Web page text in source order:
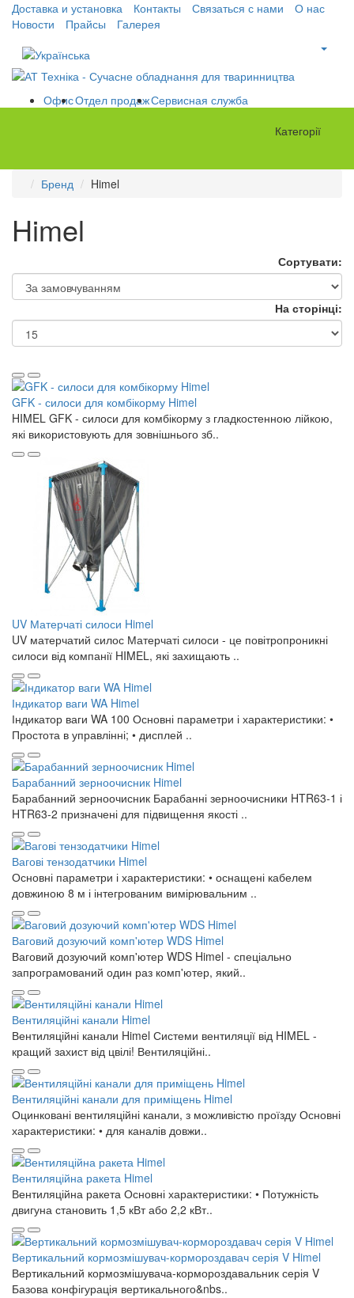
Доставка и установка Контакты Связаться с нами
О нас
Новости
Прайсы Галерея
ОфисОтдел продажСервисная служба
Категорії
Бренд Himel
Himel
Сортувати:
На сторінці:
GFK - силоси для комбікорму Himel
HIMEL GFK - силоси для комбікорму з гладкостенною лійкою,
які використовують для зовнішнього зб..
UV Матерчаті силоси Himel
UV матерчатий силос Матерчаті силоси - це повітропроникні
силоси від компанії HIMEL, які захищають ..
Індикатор ваги WA Himel
Індикатор ваги WA 100 Основні параметри і характеристики: •
Простота в управлінні; • дисплей ..
Барабанний зерноочисник Himel
Барабанний зерноочисник Барабанні зерноочисники HTR63-1 і
HTR63-2 призначені для підвищення якості ..
Вагові тензодатчики Himel
Основні параметри і характеристики: • оснащені кабелем
довжиною 8 м і інтегрованим вимірювальним ..
Ваговий дозуючий комп'ютер WDS Himel
Ваговий дозуючий комп'ютер WDS Himel - спеціально
запрограмований один раз комп'ютер, який..
Вентиляційні канали Himel
Вентиляційні канали Himel Системи вентиляції від HIMEL -
кращий захист від цвілі! Вентиляційні..
Вентиляційні канали для приміщень Himel
Оцинковані вентиляційні канали, з можливістю проїзду Основні
характеристики: • для каналів довжи..
Вентиляційна ракета Himel
Вентиляційна ракета Основні характеристики: • Потужність
двигуна становить 1,5 кВт або 2,2 кВт..
Вертикальний кормозмішувач-кормороздавач серія V Himel
Вертикальний кормозмішувача-кормороздавальник серія V
Базова конфігурація вертикального&nbs..